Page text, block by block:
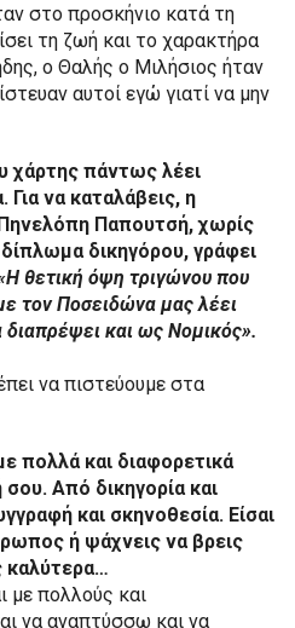
στο προσκήνιο κατά τη
τη ζωή και το χαρακτήρα
ο Θαλής ο Μιλήσιος ήταν
αυτοί εγώ γιατί να μην
χάρτης πάντως λέει
να καταλάβεις, η
Παπουτσή, χωρίς
δικηγόρου, γράφει
θετική όψη τριγώνου που
τον Ποσειδώνα μας λέει
και ως Νομικός».
να πιστεύουμε στα
πολλά και διαφορετικά
Από δικηγορία και
και σκηνοθεσία. Είσαι
ή ψάχνεις να βρεις
καλύτερα…
με πολλούς και
να αναπτύσσω και να